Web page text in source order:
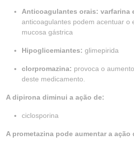
Anticoagulantes orais: varfarina
anticoagulantes podem acentuar o
mucosa gástrica
Hipoglicemiantes: glimepirida
clorpromazina: provoca o
deste medicamento.
A dipirona diminui a ação de:
ciclosporina
A prometazina pode aumentar a ação